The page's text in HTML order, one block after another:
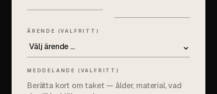
ÄRENDE (VALFRITT)
MEDDELANDE (VALFRITT)